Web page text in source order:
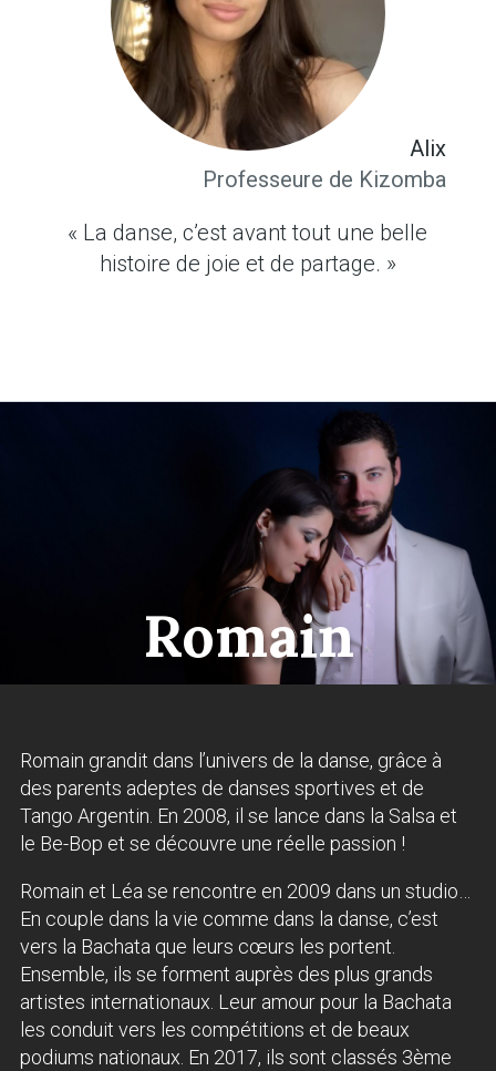
Alix
Professeure de Kizomba
« La danse, c’est avant tout une belle
histoire de joie et de partage. »
Romain
Romain grandit dans l’univers de la danse, grâce à
des parents adeptes de danses sportives et de
Tango Argentin. En 2008, il se lance dans la Salsa et
le Be-Bop et se découvre une réelle passion !
Romain et Léa se rencontre en 2009 dans un studio…
En couple dans la vie comme dans la danse, c’est
vers la Bachata que leurs cœurs les portent.
Ensemble, ils se forment auprès des plus grands
artistes internationaux. Leur amour pour la Bachata
les conduit vers les compétitions et de beaux
podiums nationaux. En 2017, ils sont classés 3ème